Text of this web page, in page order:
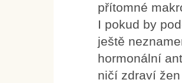
přítomné
I pokud by
ještě
hormonální
ničí zdraví